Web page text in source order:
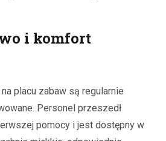
i komfort
placu zabaw są regularnie
Personel przeszedł
pomocy i jest dostępny w